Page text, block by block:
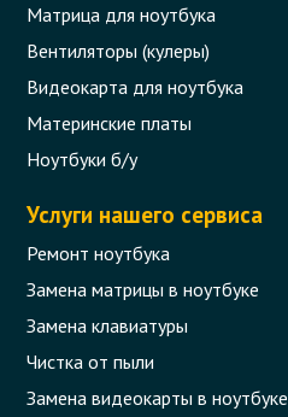
Матрица для ноутбука
Вентиляторы (кулеры)
Видеокарта для ноутбука
Материнские платы
Ноутбуки б/у
Услуги нашего сервиса
Ремонт ноутбука
Замена матрицы в ноутбуке
Замена клавиатуры
Чистка от пыли
Замена видеокарты в ноутбуке